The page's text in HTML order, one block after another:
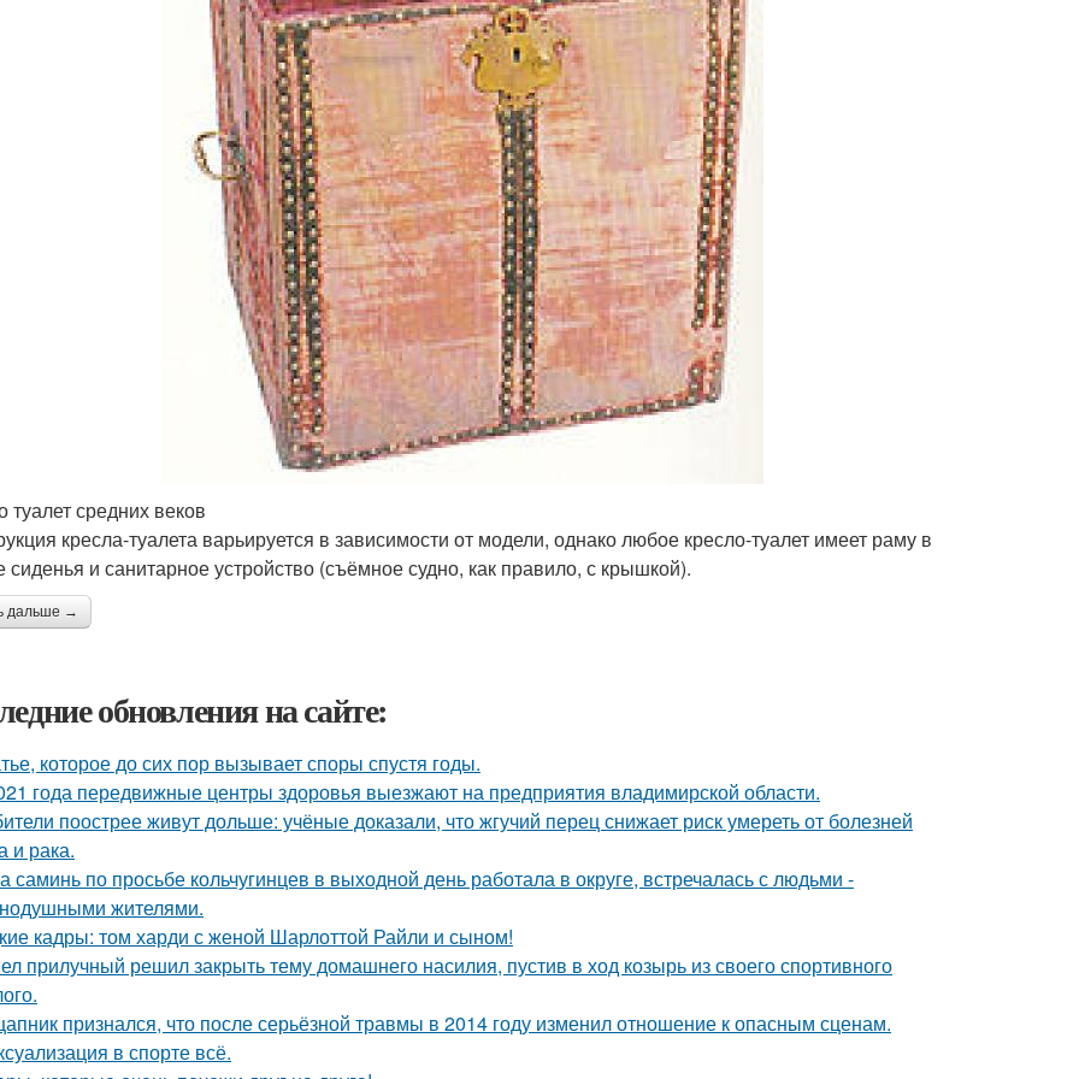
туалет средних веков
кресла-туалета варьируется в зависимости от модели, однако любое кресло-туалет имеет раму в
и санитарное устройство (съёмное судно, как правило, с крышкой).
дальше →
обновления на сайте:
которое до сих пор вызывает споры спустя годы.
года передвижные центры здоровья выезжают на предприятия владимирской области.
поострее живут дольше: учёные доказали, что жгучий перец снижает риск умереть от болезней
и рака.
саминь по просьбе кольчугинцев в выходной день работала в округе, встречалась с людьми -
жителями.
кадры: том харди с женой Шарлоттой Райли и сыном!
прилучный решил закрыть тему домашнего насилия, пустив в ход козырь из своего спортивного
признался, что после серьёзной травмы в 2014 году изменил отношение к опасным сценам.
в спорте всё.